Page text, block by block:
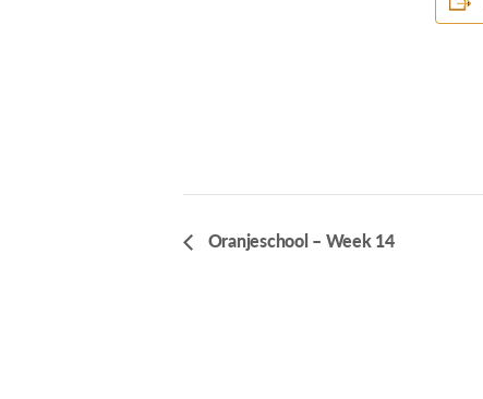
Oranjeschool – Week 14